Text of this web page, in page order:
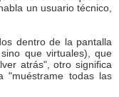
un usuario técnico,
dentro de la pantalla
que virtuales), que
atrás", otro significa
"muéstrame todas las